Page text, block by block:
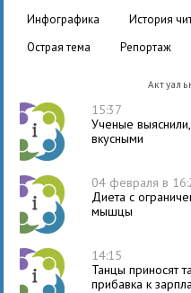
инфографика
история
острая тема
репортаж
15:37
Ученые
вкусными
04 февраля в
Диета с
мышцы
14:15
Танцы приносят
прибавка к